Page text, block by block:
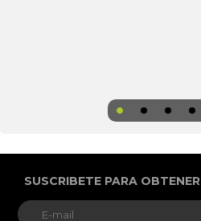
SUSCRIBETE PARA OBTENER